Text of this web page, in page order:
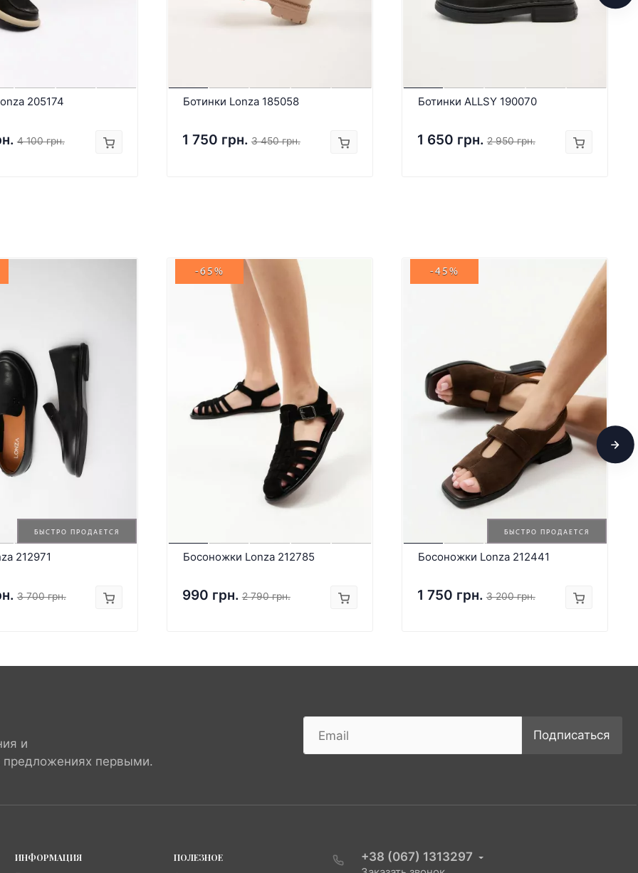
205174
4 100 грн.
Ботинки Lonza 185058
1 750 грн. 3 450 грн.
Ботинки ALLSY 190070
1 650 грн. 2 950 грн.
БЫСТРО ПРОДАЕТСЯ
212971
3 700 грн.
-65%
Босоножки Lonza 212785
990 грн. 2 790 грн.
БЫСТРО ПРОДАЕТСЯ
-45%
Босоножки Lonza 212441
1 750 грн. 3 200 грн.
и
предложениях первыми.
Подписаться
ИНФОРМАЦИЯ
ПОЛЕЗНОЕ
+38 (067) 1313297